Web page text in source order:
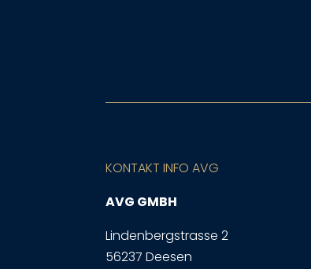
KONTAKT INFO AVG
AVG GMBH
Lindenbergstrasse 2
56237 Deesen